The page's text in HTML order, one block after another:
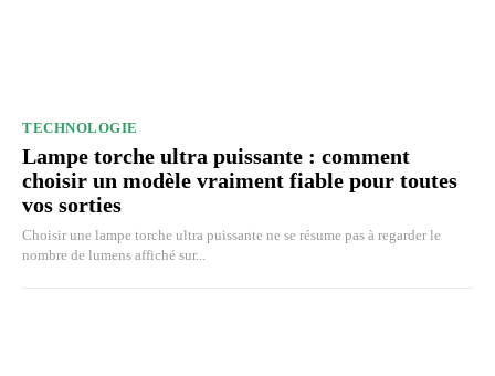
TECHNOLOGIE
Lampe torche ultra puissante : comment
choisir un modèle vraiment fiable pour toutes
vos sorties
Choisir une lampe torche ultra puissante ne se résume pas à regarder le
nombre de lumens affiché sur...